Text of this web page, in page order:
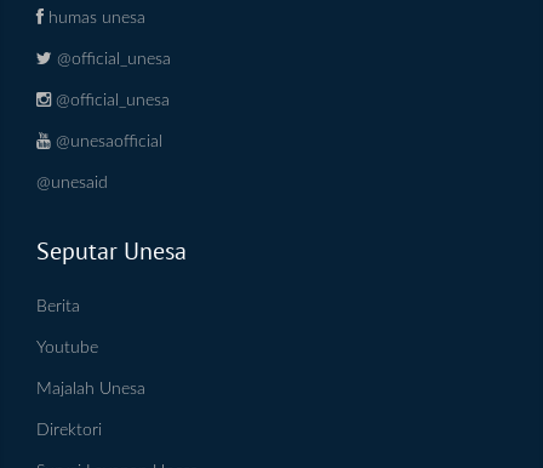
humas unesa
@official_unesa
@official_unesa
@unesaofficial
@unesaid
Seputar Unesa
Berita
Youtube
Majalah Unesa
Direktori